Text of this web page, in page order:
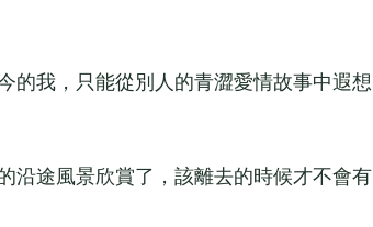
我，只能從別人的青澀愛情故事中遐想
途風景欣賞了，該離去的時候才不會有